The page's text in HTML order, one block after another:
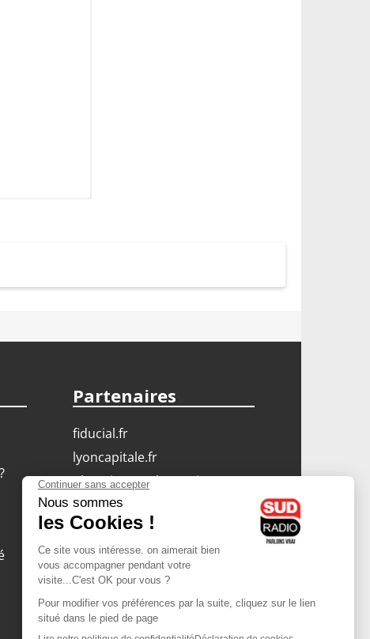
Partenaires
fiducial.fr
lyoncapitale.fr
olympique-et-lyonnais.com
L'application Iphone
/ Android
Téléchargez l'application